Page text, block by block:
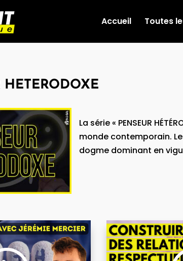
Accueil Toutes
HETERODOXE
La série « PENSEUR
monde contemporain.
dogme dominant en